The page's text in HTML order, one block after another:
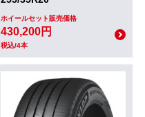
ホイールセット販売価格
430,200円
税込/4本